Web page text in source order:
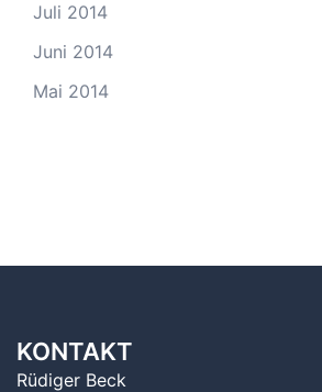
Juli 2014
Juni 2014
Mai 2014
KONTAKT
Rüdiger Beck